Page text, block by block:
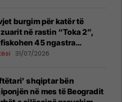
burgim për katër të
në rastin “Toka 2”,
45 ngastra
31/07/2026
shqiptar bën
në mes të Beogradit